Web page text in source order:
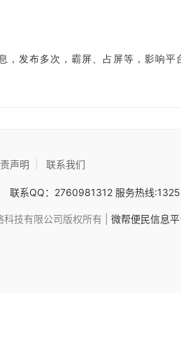
发布多次，霸屏、占屏等，影响平
声明 联系我们
联系QQ：2760981312 服务热线
技有限公司版权所有 |
微帮便民信息